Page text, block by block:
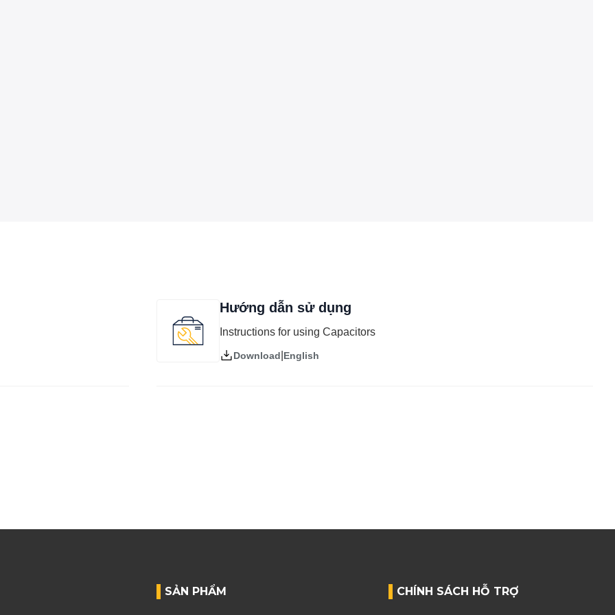
Hướng dẫn sử dụng
Instructions for using Capacitors
Download English
SẢN PHẨM CHÍNH SÁCH HỖ TRỢ